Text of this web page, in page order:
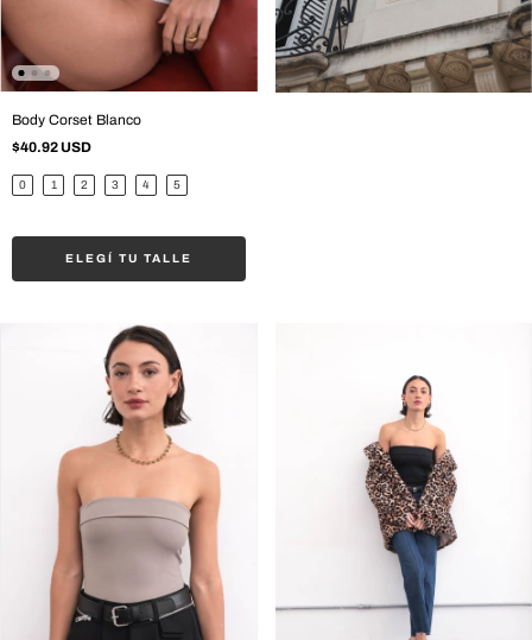
Body Corset Blanco
$40.92 USD
0 1 2 3 4 5
ELEGÍ TU TALLE